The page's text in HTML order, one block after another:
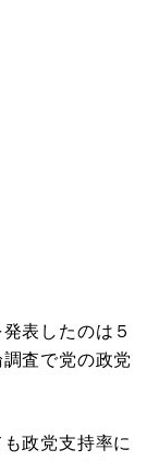
表したのは５
査で党の政党
政党支持率に